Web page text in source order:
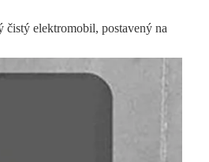
elektromobil, postavený na